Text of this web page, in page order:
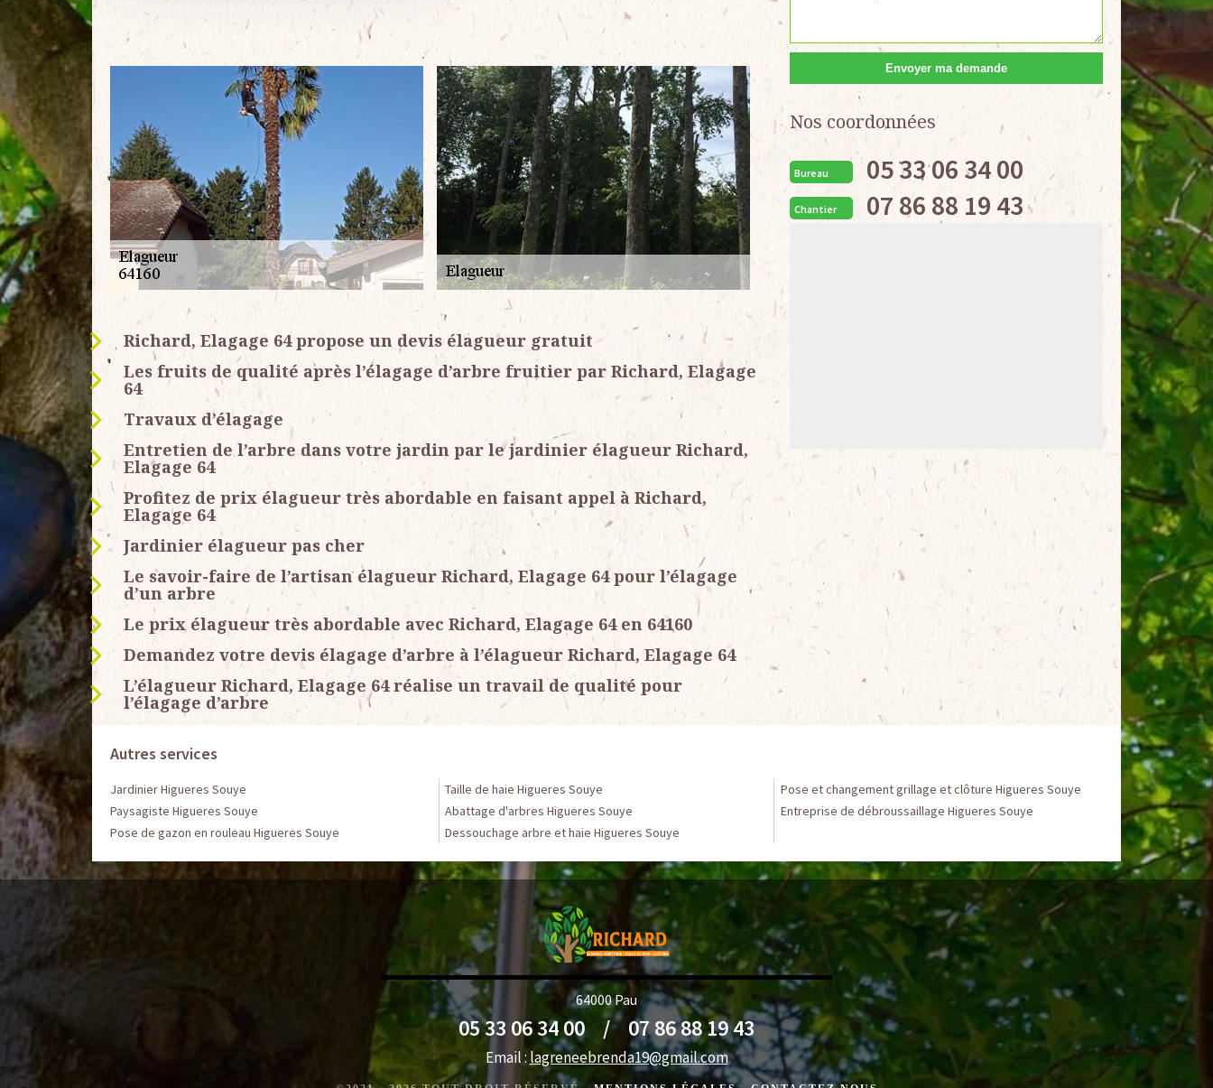
Richard, Elagage 64 propose un devis élagueur gratuit
Les fruits de qualité après l’élagage d’arbre fruitier par Richard, Elagage
64
Travaux d’élagage
Entretien de l’arbre dans votre jardin par le jardinier élagueur Richard,
Elagage 64
Profitez de prix élagueur très abordable en faisant appel à Richard,
Elagage 64
Jardinier élagueur pas cher
Le savoir-faire de l’artisan élagueur Richard, Elagage 64 pour l’élagage
d’un arbre
Le prix élagueur très abordable avec Richard, Elagage 64 en 64160
Demandez votre devis élagage d’arbre à l’élagueur Richard, Elagage 64
L’élagueur Richard, Elagage 64 réalise un travail de qualité pour
l’élagage d’arbre
Nos coordonnées
Bureau 05 33 06 34 00
Chantier 07 86 88 19 43
Autres services
Jardinier Higueres Souye
Paysagiste Higueres Souye
Pose de gazon en rouleau Higueres Souye
Taille de haie Higueres Souye
Abattage d'arbres Higueres Souye
Dessouchage arbre et haie Higueres Souye
Pose et changement grillage et clôture Higueres Souye
Entreprise de débroussaillage Higueres Souye
64000 Pau
05 33 06 34 00 / 07 86 88 19 43
Email : lagreneebrenda19@gmail.com